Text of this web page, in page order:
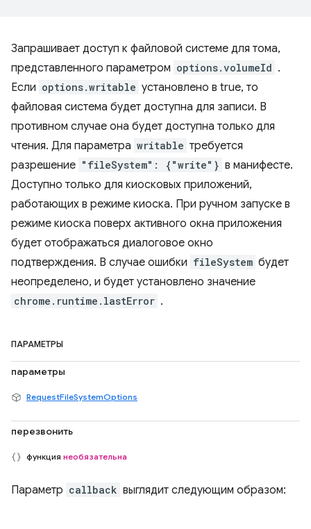
Запрашивает доступ к файловой системе для тома,
представленного параметром options.volumeId .
Если options.writable установлено в true, то
файловая система будет доступна для записи. В
противном случае она будет доступна только для
чтения. Для параметра writable требуется
разрешение "fileSystem": {"write"} в манифесте.
Доступно только для киосковых приложений,
работающих в режиме киоска. При ручном запуске в
режиме киоска поверх активного окна приложения
будет отображаться диалоговое окно
подтверждения. В случае ошибки fileSystem будет
неопределено, и будет установлено значение
chrome.runtime.lastError .
ПАРАМЕТРЫ
параметры
RequestFileSystemOptions
перезвонить
функция необязательна
Параметр callback выглядит следующим образом: